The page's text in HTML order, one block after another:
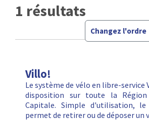
1 résultats
Changez l'ordre
Villo!
Le système de vélo en libre-service
disposition sur toute la Région
Capitale. Simple d'utilisation, le
permet de retirer ou de déposer un